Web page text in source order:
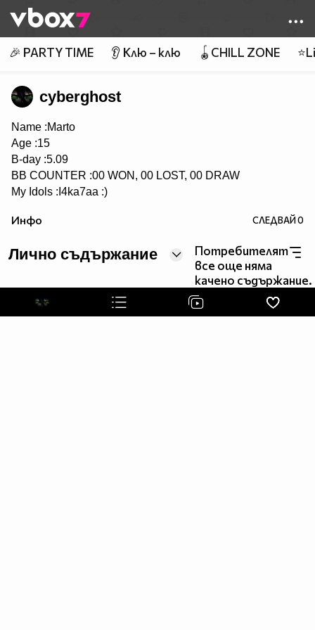
👾
🎉 PARTY TIME 👂 Клю – клю 🪀CHILL ZONE
cyberghost
Name :Marto
Age :15
B-day :5.09
BB COUNTER :00 WON, 00 LOST, 00 DRAW
My Idols :I4ka7aa :)
Инфо СЛЕДВАЙ0
Лично съдържание
Потребителят
все още няма
качено съдържание.